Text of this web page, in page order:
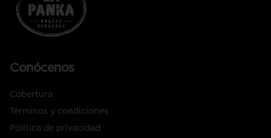
Conócenos
Cobertura
Términos y condiciones
Política de privacidad